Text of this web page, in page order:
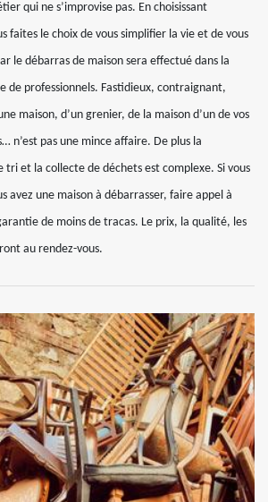
qui ne s’improvise pas. En choisissant
faites le choix de vous simplifier la vie et de vous
le débarras de maison sera effectué dans la
de professionnels. Fastidieux, contraignant,
maison, d’un grenier, de la maison d’un de vos
n’est pas une mince affaire. De plus la
tri et la collecte de déchets est complexe. Si vous
avez une maison à débarrasser, faire appel à
de moins de tracas. Le prix, la qualité, les
au rendez-vous.